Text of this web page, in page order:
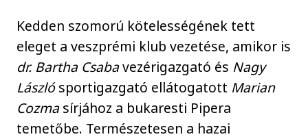
Kedden szomorú kötelességének tett
eleget a veszprémi klub vezetése, amikor is
dr. Bartha Csabavezérigazgató és Nagy
Lászlósportigazgató ellátogatott Marian
Cozmasírjához a bukaresti Pipera
temetőbe. Természetesen a hazai